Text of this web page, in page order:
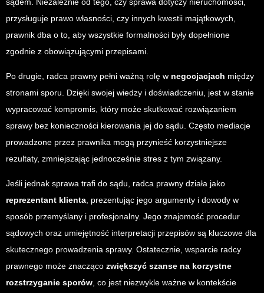
sądem. Niezależnie od tego, czy sprawa dotyczy nieruchomości,
przysługuje prawo własności, czy innych kwestii majątkowych,
prawnik dba o to, aby wszystkie formalności były dopełnione
zgodnie z obowiązującymi przepisami.
Po drugie, radca prawny pełni ważną rolę w negocjacjach między
stronami sporu. Dzięki swojej wiedzy i doświadczeniu, jest w stanie
wypracować kompromis, który może skutkować rozwiązaniem
sprawy bez konieczności kierowania jej do sądu. Często mediacje
prowadzone przez prawnika mogą przynieść korzystniejsze
rezultaty, zmniejszając jednocześnie stres z tym związany.
Jeśli jednak sprawa trafi do sądu, radca prawny działa jako
reprezentant klienta, prezentując jego argumenty i dowody w
sposób przemyślany i profesjonalny. Jego znajomość procedur
sądowych oraz umiejętność interpretacji przepisów są kluczowe dla
skutecznego prowadzenia sprawy. Ostatecznie, wsparcie radcy
prawnego może znacząco zwiększyć szanse na korzystne
rozstrzyganie sporów, co jest niezwykle ważne w kontekście